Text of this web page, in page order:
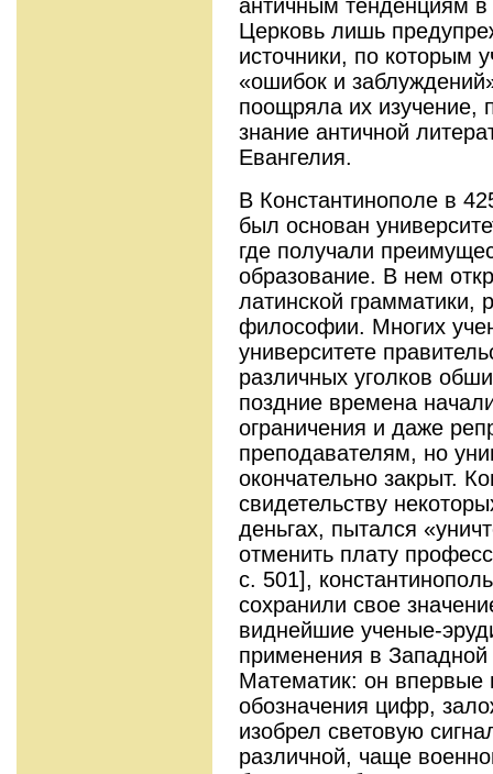
античным тенденциям
Церковь лишь
источники, по которым
«ошибок и
поощряла их изучение,
знание античной
Евангелия.
В Константинополе в
был основан
где получали
образование. В нем
латинской грамматики,
философии. Многих
университете
различных уголков
поздние времена
ограничения и даже
преподавателям, но
окончательно закрыт.
свидетельству
деньгах, пытался
отменить плату
с. 501],
сохранили свое
виднейшие ученые-
применения в
Математик: он впервые
обозначения цифр,
изобрел световую
различной, чаще